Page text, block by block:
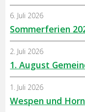
Sommerferien
6. Juli 2026
1. August
2. Juli 2026
Wespen und
1. Juli 2026